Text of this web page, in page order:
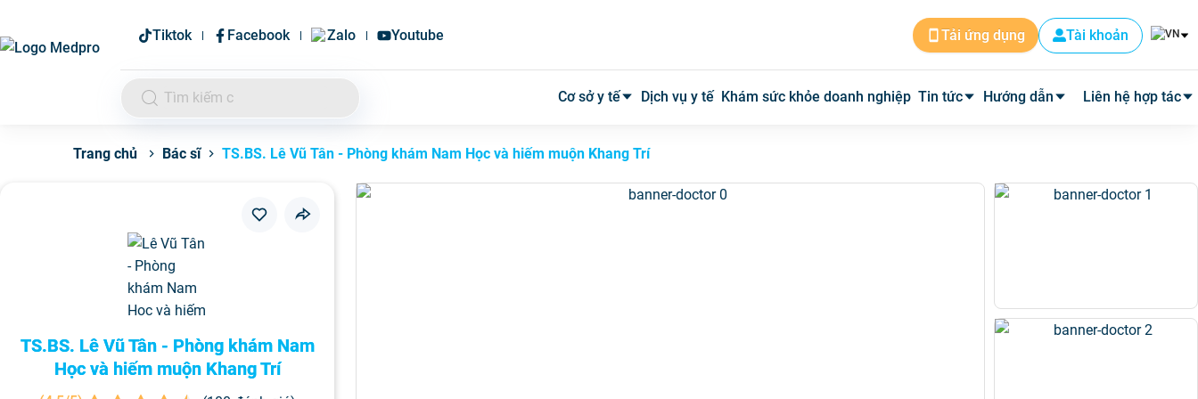
Tiktok Facebook Zalo Youtube Tải ứng dụng Tài khoản
Cơ sở y tế Dịch vụ y tế Khám sức khỏe doanh nghiệp Tin tức Hướng dẫn
Câu hỏi thường gặp
Liên hệ hợp tác
Về Medpro
Trang chủ Bác sĩ TS.BS. Lê Vũ Tân - Phòng khám Nam Học và hiếm muộn Khang Trí
TS.BS. Lê Vũ Tân - Phòng khám Nam
Học và hiếm muộn Khang Trí